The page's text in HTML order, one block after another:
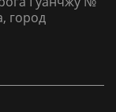
город